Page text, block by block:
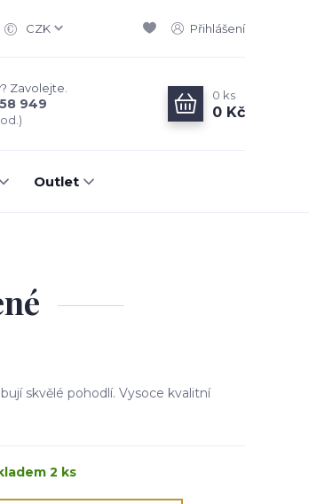
CZK Přihlášení
Zavolejte.
949
0 ks
0 Kč
Outlet
skvělé pohodlí. Vysoce kvalitní
2 ks